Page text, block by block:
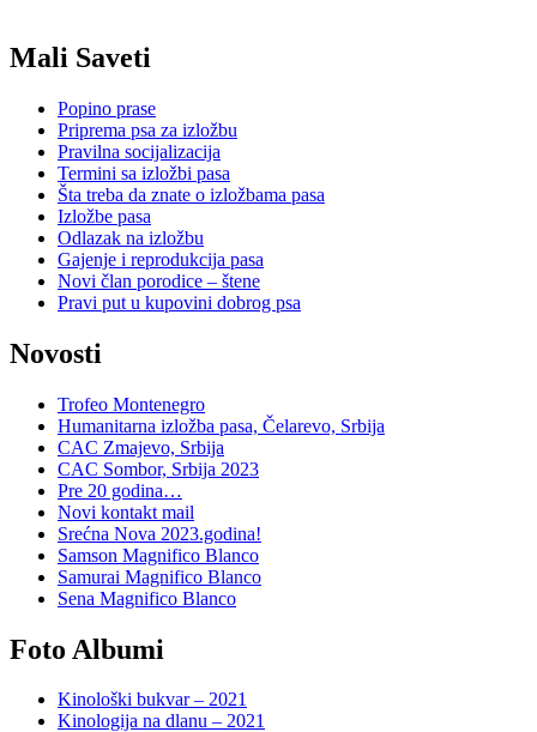
Mali Saveti
Popino prase
Priprema psa za izložbu
Pravilna socijalizacija
Termini sa izložbi pasa
Šta treba da znate o izložbama pasa
Izložbe pasa
Odlazak na izložbu
Gajenje i reprodukcija pasa
Novi član porodice – štene
Pravi put u kupovini dobrog psa
Novosti
Trofeo Montenegro
Humanitarna izložba pasa, Čelarevo, Srbija
CAC Zmajevo, Srbija
CAC Sombor, Srbija 2023
Pre 20 godina…
Novi kontakt mail
Srećna Nova 2023.godina!
Samson Magnifico Blanco
Samurai Magnifico Blanco
Sena Magnifico Blanco
Foto Albumi
Kinološki bukvar – 2021
Kinologija na dlanu – 2021